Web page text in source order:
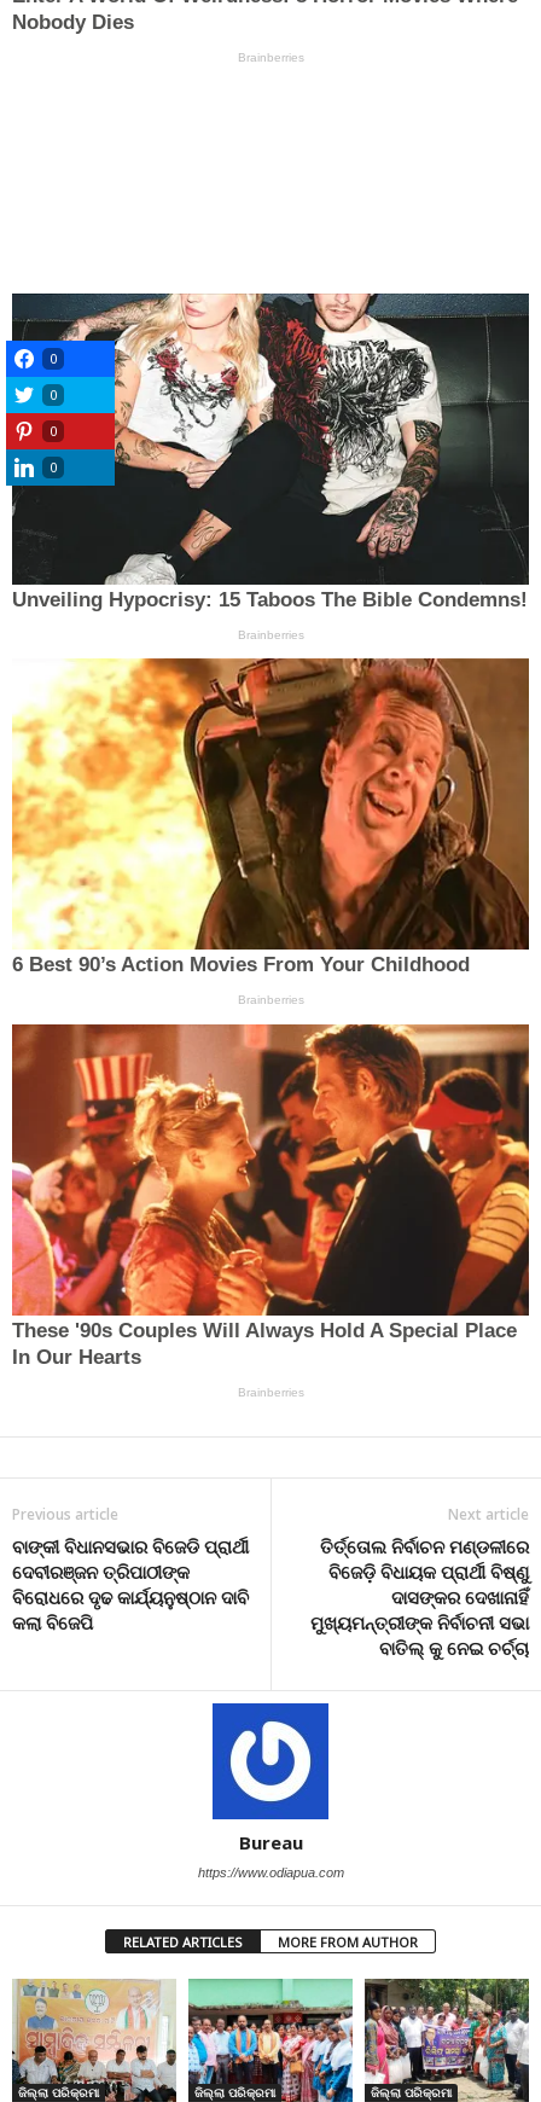
Previous article
ବାଙ୍କୀ ବିଧାନସଭାର ବିଜେଡି ପ୍ରାର୍ଥୀ
ଦେବୀରଞ୍ଜନ ତ୍ରିପାଠୀଙ୍କ
ବିରୋଧରେ ଦୃଢ କାର୍ଯ୍ୟନୁଷ୍ଠାନ ଦାବି
କଲା ବିଜେପି
Next article
ତିର୍ତ୍ତୋଲ ନିର୍ବାଚନ ମଣ୍ଡଳୀରେ
ବିଜେଡ଼ି ବିଧାୟକ ପ୍ରାର୍ଥୀ ବିଷ୍ଣୁ
ଦାସଙ୍କର ଦେଖାନାହିଁ
ମୁଖ୍ୟମନ୍ତ୍ରୀଙ୍କ ନିର୍ବାଚନୀ ସଭା
ବାତିଲ୍ କୁ ନେଇ ଚର୍ଚ୍ଚା
Bureau
https://www.odiapua.com
RELATED ARTICLES MORE FROM AUTHOR
ଜିଲ୍ଲା ପରିକ୍ରମା ଜିଲ୍ଲା ପରିକ୍ରମା ଜିଲ୍ଲା ପରିକ୍ରମା
0
0
0
0